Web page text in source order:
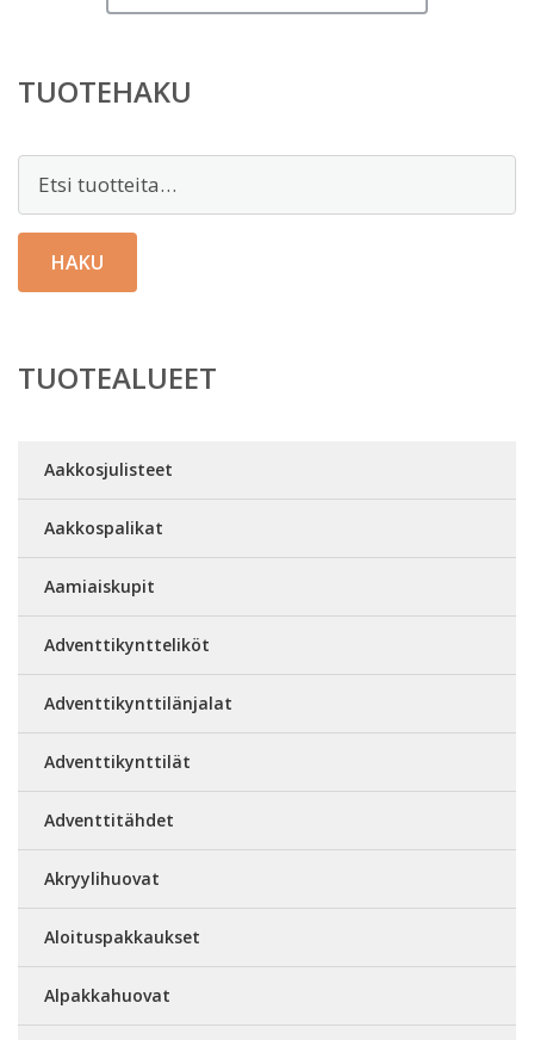
TUOTEHAKU
Etsi:
HAKU
TUOTEALUEET
Aakkosjulisteet
Aakkospalikat
Aamiaiskupit
Adventtikyntteliköt
Adventtikynttilänjalat
Adventtikynttilät
Adventtitähdet
Akryylihuovat
Aloituspakkaukset
Alpakkahuovat